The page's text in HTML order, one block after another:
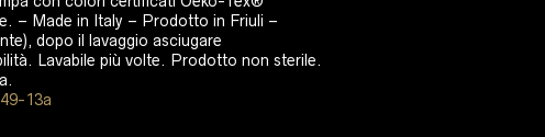
– Made in Italy – Prodotto in Friuli –
dopo il lavaggio asciugare
Lavabile più volte. Prodotto non sterile.
13a